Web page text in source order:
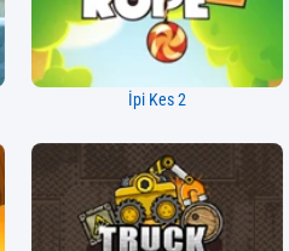
İpi Kes 2